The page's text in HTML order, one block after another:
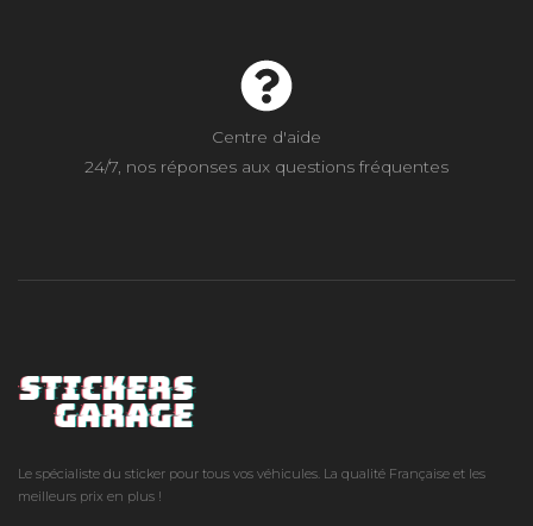
Centre d'aide
24/7, nos réponses aux questions fréquentes
Le spécialiste du sticker pour tous vos véhicules. La qualité Française et les
meilleurs prix en plus !